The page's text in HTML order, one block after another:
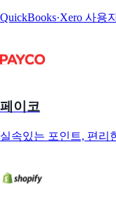
QuickBooks·Xero 사용
페이코
실속있는 포인트, 편리